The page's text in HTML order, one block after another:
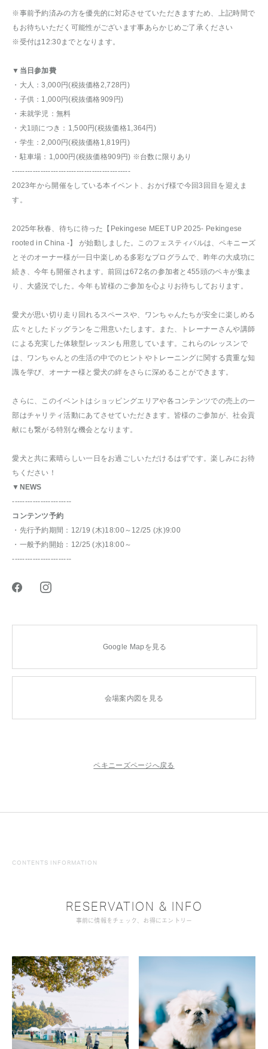
※事前予約済みの方を優先的に対応させていただきますため、上記時間で
もお待ちいただく可能性がございます事あらかじめご了承ください
※受付は12:30までとなります。
▼当日参加費
・大人：3,000円(税抜価格2,728円)
・子供：1,000円(税抜価格909円)
・未就学児：無料
・犬1頭につき：1,500円(税抜価格1,364円)
・学生：2,000円(税抜価格1,819円)
・駐車場：1,000円(税抜価格909円) ※台数に限りあり
----------------------------------------------
2023年から開催をしている本イベント、おかげ様で今回3回目を迎えま
す。
2025年秋春、待ちに待った【Pekingese MEET UP 2025- Pekingese
rooted in China -】 が始動しました。このフェスティバルは、ペキニーズ
とそのオーナー様が一日中楽しめる多彩なプログラムで、昨年の大成功に
続き、今年も開催されます。前回は672名の参加者と455頭のペキが集ま
り、大盛況でした。今年も皆様のご参加を心よりお待ちしております。
愛犬が思い切り走り回れるスペースや、ワンちゃんたちが安全に楽しめる
広々としたドッグランをご用意いたします。また、トレーナーさんや講師
による充実した体験型レッスンも用意しています。これらのレッスンで
は、ワンちゃんとの生活の中でのヒントやトレーニングに関する貴重な知
識を学び、オーナー様と愛犬の絆をさらに深めることができます。
さらに、このイベントはショッピングエリアや各コンテンツでの売上の一
部はチャリティ活動にあてさせていただきます。皆様のご参加が、社会貢
献にも繋がる特別な機会となります。
愛犬と共に素晴らしい一日をお過ごしいただけるはずです。楽しみにお待
ちください！
▼NEWS
-----------------------
コンテンツ予約
・先行予約期間：12/19 (木)18:00～12/25 (水)9:00
・一般予約開始：12/25 (水)18:00～
-----------------------
Google Mapを見る
会場案内図を見る
ペキニーズページへ戻る
CONTENTS INFORMATION
RESERVATION & INFO
事前に情報をチェック、お得にエントリー